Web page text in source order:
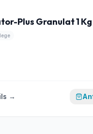
Plus Granulat 1 Kg
→